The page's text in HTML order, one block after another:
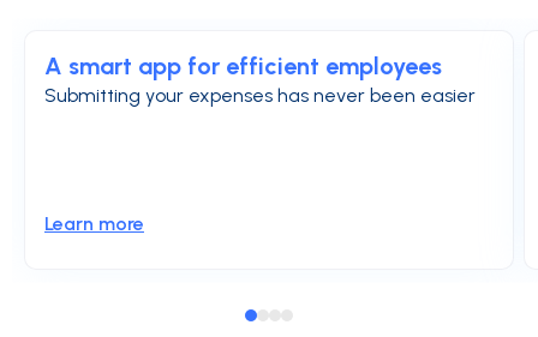
A smart app for efficient employees
Submitting your expenses has never been easier
Learn more